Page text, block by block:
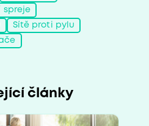
spreje
Sítě proti pylu
články